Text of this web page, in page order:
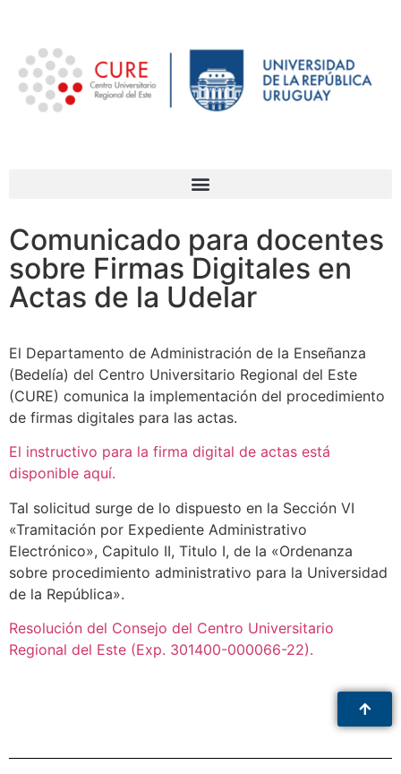
Comunicado para docentes
sobre Firmas Digitales en
Actas de la Udelar
El Departamento de Administración de la Enseñanza
(Bedelía) del Centro Universitario Regional del Este
(CURE) comunica la implementación del procedimiento
de firmas digitales para las actas.
El instructivo para la firma digital de actas está
disponible aquí.
Tal solicitud surge de lo dispuesto en la Sección VI
«Tramitación por Expediente Administrativo
Electrónico», Capitulo II, Titulo I, de la «Ordenanza
sobre procedimiento administrativo para la Universidad
de la República».
Resolución del Consejo del Centro Universitario
Regional del Este (Exp. 301400-000066-22).